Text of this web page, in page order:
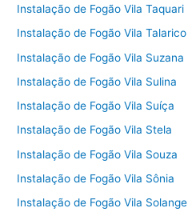
Instalação de Fogão Vila Taquari
Instalação de Fogão Vila Talarico
Instalação de Fogão Vila Suzana
Instalação de Fogão Vila Sulina
Instalação de Fogão Vila Suíça
Instalação de Fogão Vila Stela
Instalação de Fogão Vila Souza
Instalação de Fogão Vila Sônia
Instalação de Fogão Vila Solange